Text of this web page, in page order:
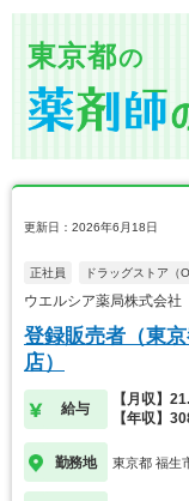
東京都の
更新日：2026年6月18日
正社員 ドラッグストア（
ウエルシア薬局株式会
登録販売者（東
店）
給与
【月収】
【年収】
勤務地 東京都 福生